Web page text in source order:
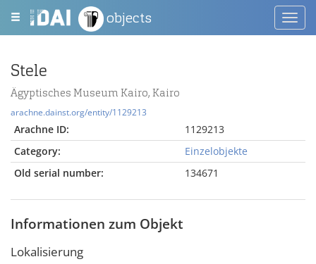
objects
Stele
Ägyptisches Museum Kairo, Kairo
arachne.dainst.org/entity/1129213
Arachne ID:
1129213
Category:
Einzelobjekte
Old serial number:
134671
Informationen zum Objekt
Lokalisierung